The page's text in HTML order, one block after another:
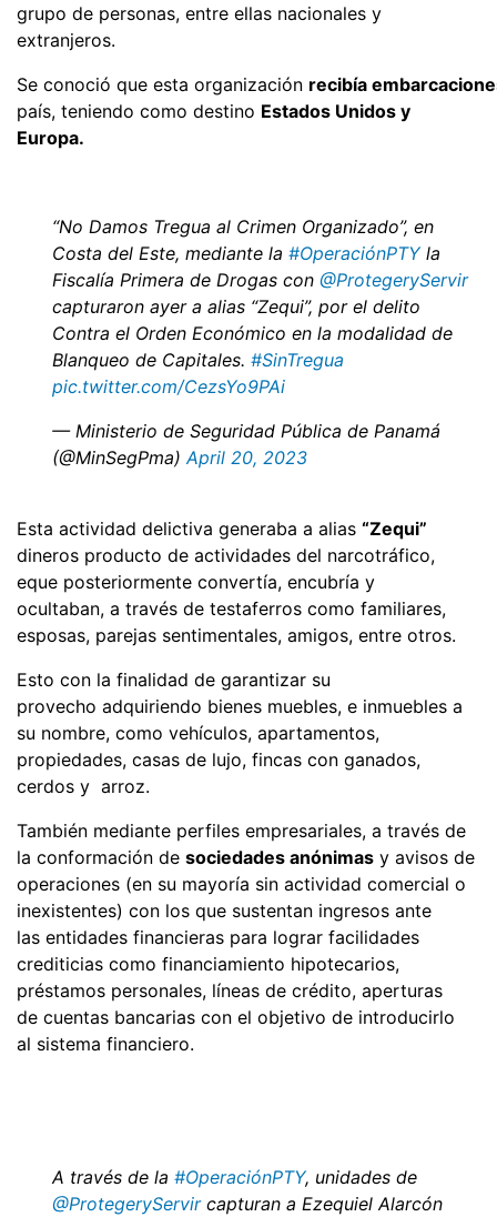
grupo de personas, entre ellas nacionales y
extranjeros.
Se conoció que esta organización recibía
país, teniendo como destino Estados Unidos y
Europa.
“No Damos Tregua al Crimen Organizado”, en
Costa del Este, mediante la #OperaciónPTYla
Fiscalía Primera de Drogas con @ProtegeryServir
capturaron ayer a alias “Zequi”, por el delito
Contra el Orden Económico en la modalidad de
Blanqueo de Capitales. #SinTregua
pic.twitter.com/CezsYo9PAi
— Ministerio de Seguridad Pública de Panamá
(@MinSegPma) April 20, 2023
Esta actividad delictiva generaba a alias “Zequi”
dineros producto de actividades del narcotráfico,
eque posteriormente convertía, encubría y
ocultaban, a través de testaferros como familiares,
esposas, parejas sentimentales, amigos, entre otros.
Esto con la finalidad de garantizar su
provecho adquiriendo bienes muebles, e inmuebles a
su nombre, como vehículos, apartamentos,
propiedades, casas de lujo, fincas con ganados,
cerdos y arroz.
También mediante perfiles empresariales, a través de
la conformación de sociedades anónimas y avisos de
operaciones (en su mayoría sin actividad comercial o
inexistentes) con los que sustentan ingresos ante
las entidades financieras para lograr facilidades
crediticias como financiamiento hipotecarios,
préstamos personales, líneas de crédito, aperturas
de cuentas bancarias con el objetivo de introducirlo
al sistema financiero.
A través de la #OperaciónPTY, unidades de
@ProtegeryServircapturan a Ezequiel Alarcón